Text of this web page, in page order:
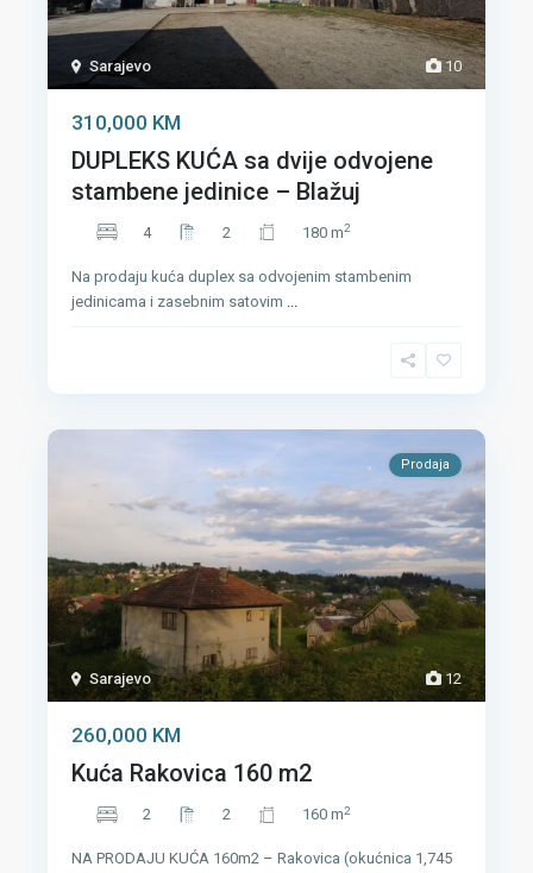
10
Sarajevo
310,000 KM
DUPLEKS KUĆA sa dvije odvojene
stambene jedinice – Blažuj
4 2 180 m2
Na prodaju kuća duplex sa odvojenim stambenim
jedinicama i zasebnim satovim
12
Sarajevo
Prodaja
260,000 KM
Kuća Rakovica 160 m2
2 2 160 m2
NA PRODAJU KUĆA 160m2 – Rakovica (okućnica 1,745